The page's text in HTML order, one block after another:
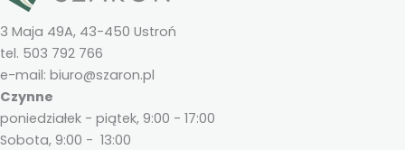
3 Maja 49A, 43-450 Ustroń
tel. 503 792 766
e-mail: biuro@szaron.pl
Czynne
poniedziałek - piątek, 9:00 - 17:00
Sobota, 9:00 - 13:00